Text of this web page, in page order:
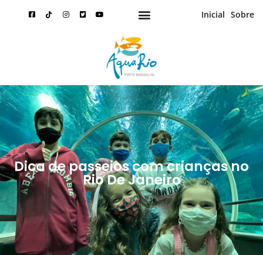
Inicial Sobre
Dica de passeios com crianças no
Rio De Janeiro